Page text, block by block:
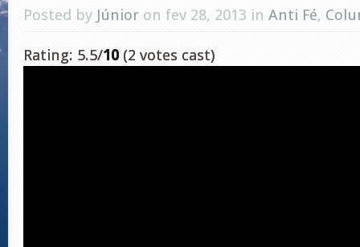
Posted by Júnior on fev 28, 2013 in Anti Fé,
Rating: 5.5/10 (2 votes cast)